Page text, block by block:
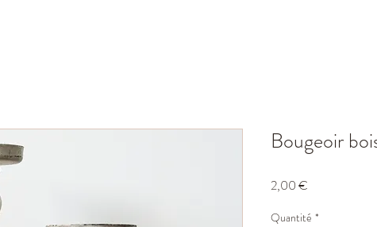
Bougeoir
2,00 €
Quantité *